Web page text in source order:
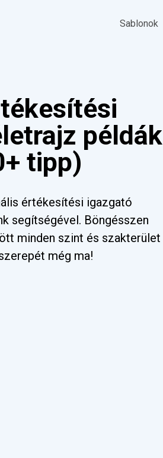
Sablonok
példák
tipp)
értékesítési igazgató
segítségével. Böngésszen
minden szint és szakterület
még ma!